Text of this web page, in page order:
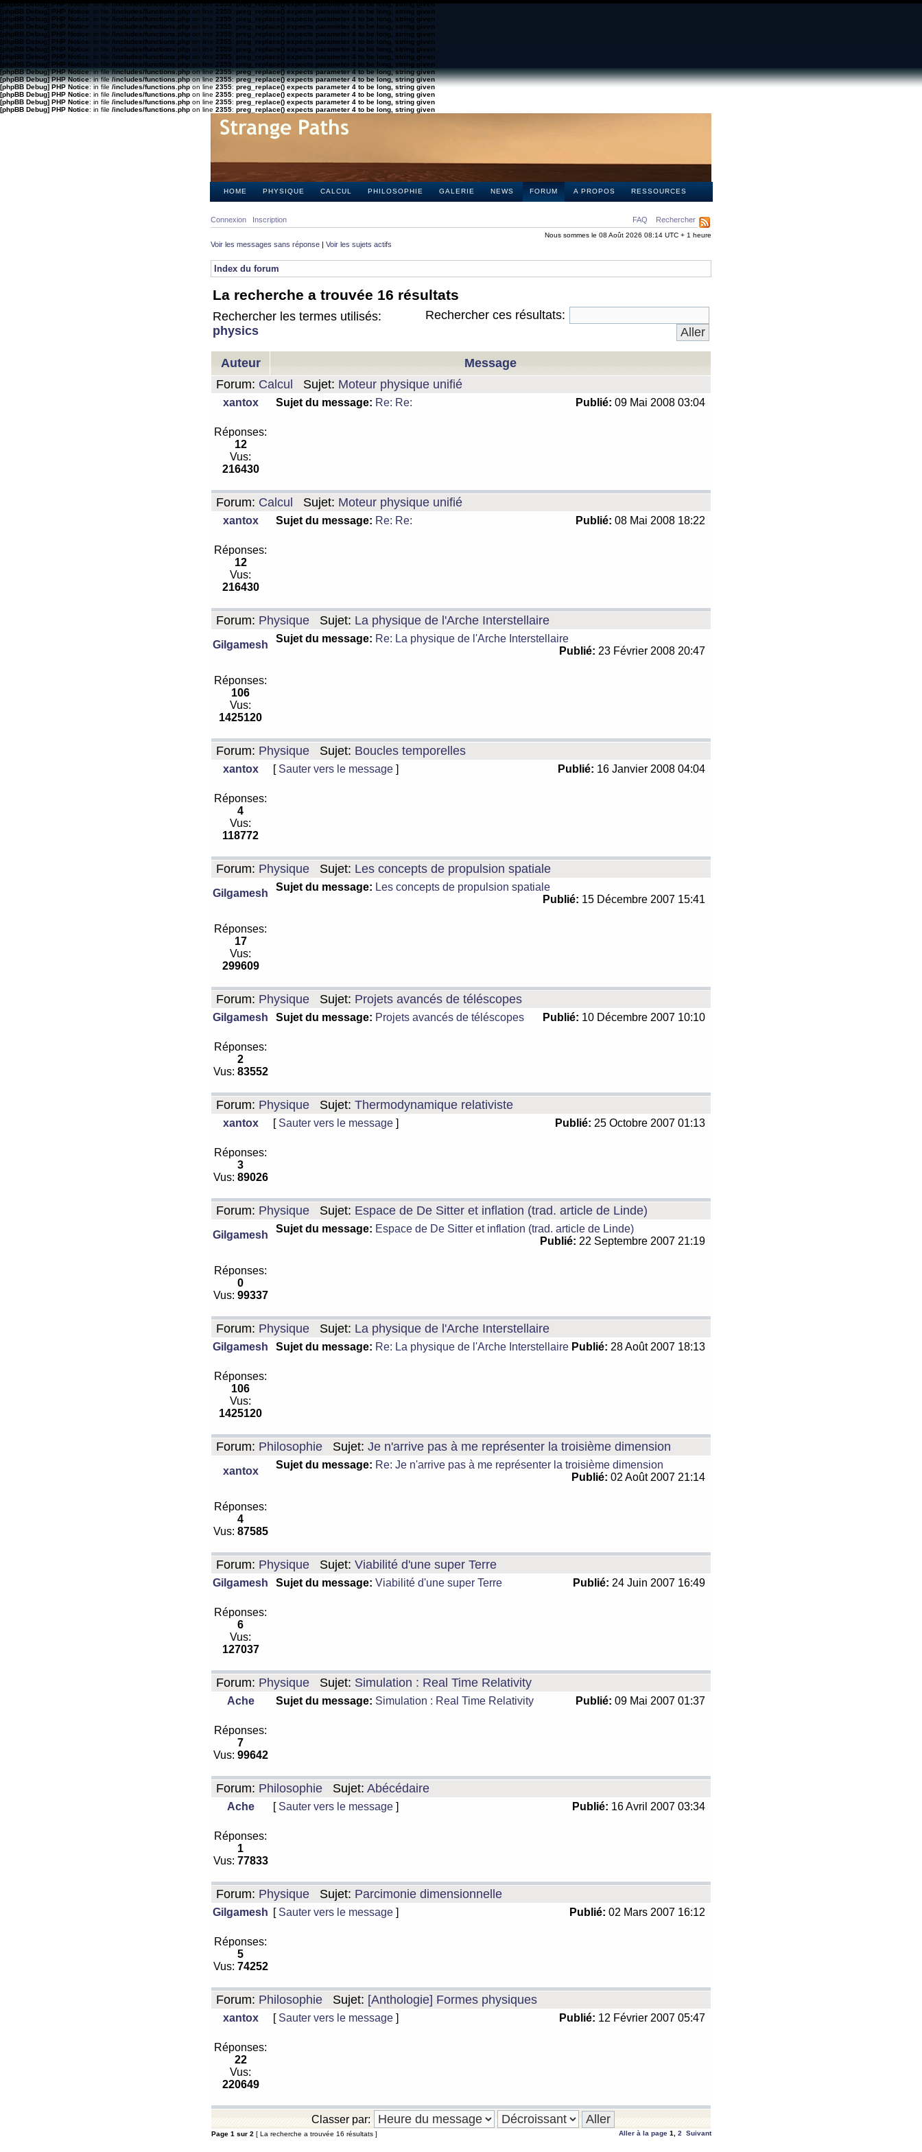
[phpBB Debug] PHP Notice: in file/includes/functions.phpon line2355:preg_replace() expects parameter 4 to be long, string given
[phpBB Debug] PHP Notice: in file /includes/functions.php on line 2355: preg_replace() expects parameter 4 to be long, string given
[phpBB Debug] PHP Notice: in file /includes/functions.php on line 2355: preg_replace() expects parameter 4 to be long, string given
[phpBB Debug] PHP Notice: in file /includes/functions.php on line 2355: preg_replace() expects parameter 4 to be long, string given
[phpBB Debug] PHP Notice: in file /includes/functions.php on line 2355: preg_replace() expects parameter 4 to be long, string given
[phpBB Debug] PHP Notice: in file /includes/functions.php on line 2355: preg_replace() expects parameter 4 to be long, string given
[phpBB Debug] PHP Notice: in file /includes/functions.php on line 2355: preg_replace() expects parameter 4 to be long, string given
[phpBB Debug] PHP Notice: in file /includes/functions.php on line 2355: preg_replace() expects parameter 4 to be long, string given
[phpBB Debug] PHP Notice: in file /includes/functions.php on line 2355: preg_replace() expects parameter 4 to be long, string given
[phpBB Debug] PHP Notice: in file/includes/functions.phpon line2355:preg_replace() expects parameter 4 to be long, string given
[phpBB Debug] PHP Notice: in file/includes/functions.phpon line2355:preg_replace() expects parameter 4 to be long, string given
[phpBB Debug] PHP Notice: in file/includes/functions.phpon line2355:preg_replace() expects parameter 4 to be long, string given
[phpBB Debug] PHP Notice: in file /includes/functions.php on line 2355: preg_replace() expects parameter 4 to be long, string given
[phpBB Debug] PHP Notice: in file /includes/functions.php on line 2355: preg_replace() expects parameter 4 to be long, string given
[phpBB Debug] PHP Notice: in file /includes/functions.php on line 2355: preg_replace() expects parameter 4 to be long, string given
HOME PHYSIQUE CALCUL PHILOSOPHIE GALERIE NEWS FORUM A PROPOS RESSOURCES
FAQ Rechercher
Connexion Inscription
Nous sommes le 08 Août 2026 08:14 UTC + 1 heure
Voir les messages sans réponse | Voir les sujets actifs
Index du forum
La recherche a trouvée 16 résultats
Rechercher les termes utilisés:
physics
Rechercher ces résultats:
Auteur
Message
Forum: Calcul Sujet: Moteur physique unifié
xantox Sujet du message: Re: Re: Publié: 09 Mai 2008 03:04
Réponses:
12
Vus:
216430
Forum: Calcul Sujet: Moteur physique unifié
xantox Sujet du message: Re: Re: Publié: 08 Mai 2008 18:22
Réponses:
12
Vus:
216430
Forum: Physique Sujet: La physique de l'Arche Interstellaire
Gilgamesh
Sujet du message: Re: La physique de l'Arche Interstellaire
Publié: 23 Février 2008 20:47
Réponses:
106
Vus:
1425120
Forum: Physique Sujet: Boucles temporelles
xantox [ Sauter vers le message ] Publié: 16 Janvier 2008 04:04
Réponses:
4
Vus:
118772
Forum: Physique Sujet: Les concepts de propulsion spatiale
Gilgamesh
Sujet du message: Les concepts de propulsion spatiale
Publié: 15 Décembre 2007 15:41
Réponses:
17
Vus:
299609
Forum: Physique Sujet: Projets avancés de téléscopes
Gilgamesh Sujet du message: Projets avancés de téléscopes Publié: 10 Décembre 2007 10:10
Réponses:
2
Vus: 83552
Forum: Physique Sujet: Thermodynamique relativiste
xantox [ Sauter vers le message ] Publié: 25 Octobre 2007 01:13
Réponses:
3
Vus: 89026
Forum: Physique Sujet: Espace de De Sitter et inflation (trad. article de Linde)
Gilgamesh
Sujet du message: Espace de De Sitter et inflation (trad. article de Linde)
Publié: 22 Septembre 2007 21:19
Réponses:
0
Vus: 99337
Forum: Physique Sujet: La physique de l'Arche Interstellaire
Gilgamesh Sujet du message: Re: La physique de l'Arche Interstellaire Publié: 28 Août 2007 18:13
Réponses:
106
Vus:
1425120
Forum: Philosophie Sujet: Je n'arrive pas à me représenter la troisième dimension
xantox
Sujet du message: Re: Je n'arrive pas à me représenter la troisième dimension
Publié: 02 Août 2007 21:14
Réponses:
4
Vus: 87585
Forum: Physique Sujet: Viabilité d'une super Terre
Gilgamesh Sujet du message: Viabilité d'une super Terre Publié: 24 Juin 2007 16:49
Réponses:
6
Vus:
127037
Forum: Physique Sujet: Simulation : Real Time Relativity
Ache Sujet du message: Simulation : Real Time Relativity Publié: 09 Mai 2007 01:37
Réponses:
7
Vus: 99642
Forum: Philosophie Sujet: Abécédaire
Ache [ Sauter vers le message ] Publié: 16 Avril 2007 03:34
Réponses:
1
Vus: 77833
Forum: Physique Sujet: Parcimonie dimensionnelle
Gilgamesh [ Sauter vers le message ] Publié: 02 Mars 2007 16:12
Réponses:
5
Vus: 74252
Forum: Philosophie Sujet: [Anthologie] Formes physiques
xantox [ Sauter vers le message ] Publié: 12 Février 2007 05:47
Réponses:
22
Vus:
220649
Classer par:
Page 1 sur 2 [ La recherche a trouvée 16 résultats ] Aller à la page 1 2 Suivant